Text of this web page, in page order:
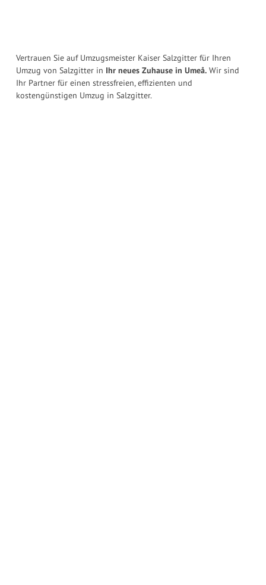
Vertrauen Sie auf Umzugsmeister Kaiser Salzgitter für Ihren
Umzug von Salzgitter in Ihr neues Zuhause in Umeå. Wir sind
Ihr Partner für einen stressfreien, effizienten und
kostengünstigen Umzug in Salzgitter.